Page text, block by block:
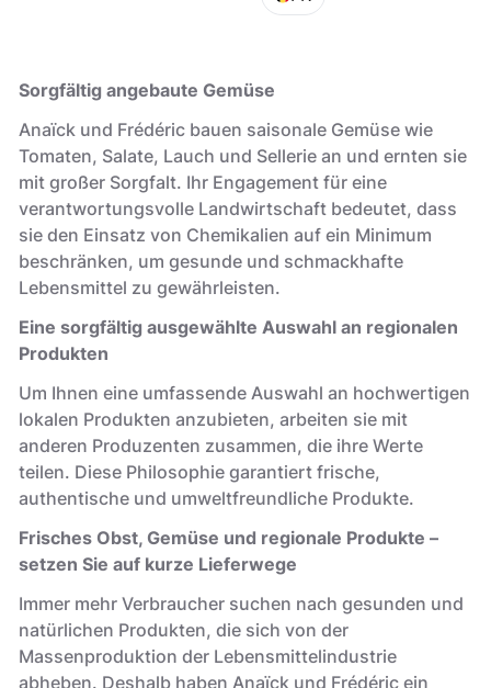
Sorgfältig angebaute Gemüse
Anaïck und Frédéric bauen saisonale Gemüse wie
Tomaten, Salate, Lauch und Sellerie an und ernten sie
mit großer Sorgfalt. Ihr Engagement für eine
verantwortungsvolle Landwirtschaft bedeutet, dass
sie den Einsatz von Chemikalien auf ein Minimum
beschränken, um gesunde und schmackhafte
Lebensmittel zu gewährleisten.
Eine sorgfältig ausgewählte Auswahl an regionalen
Produkten
Um Ihnen eine umfassende Auswahl an hochwertigen
lokalen Produkten anzubieten, arbeiten sie mit
anderen Produzenten zusammen, die ihre Werte
teilen. Diese Philosophie garantiert frische,
authentische und umweltfreundliche Produkte.
Frisches Obst, Gemüse und regionale Produkte –
setzen Sie auf kurze Lieferwege
Immer mehr Verbraucher suchen nach gesunden und
natürlichen Produkten, die sich von der
Massenproduktion der Lebensmittelindustrie
abheben. Deshalb haben Anaïck und Frédéric ein